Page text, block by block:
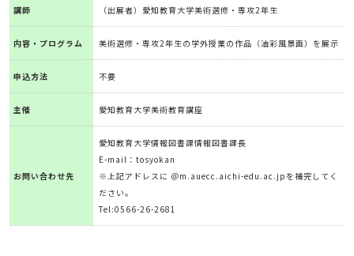
講師 （出展者）愛知教育大学美術選修・専攻2年生
内容・プログラム 美術選修・専攻2年生の学外授業の作品（油彩風景画）を展示
申込方法 不要
主催 愛知教育大学美術教育講座
お問い合わせ先
愛知教育大学情報図書課情報図書課長
E-mail：tosyokan
※上記アドレスに ＠m.auecc.aichi-edu.ac.jpを補完してく
ださい。
Tel:0566-26-2681